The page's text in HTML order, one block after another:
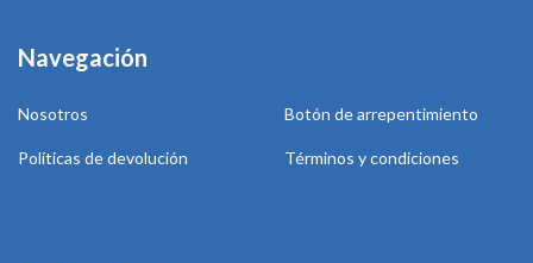
Navegación
Nosotros Botón de arrepentimiento
Políticas de devolución Términos y condiciones